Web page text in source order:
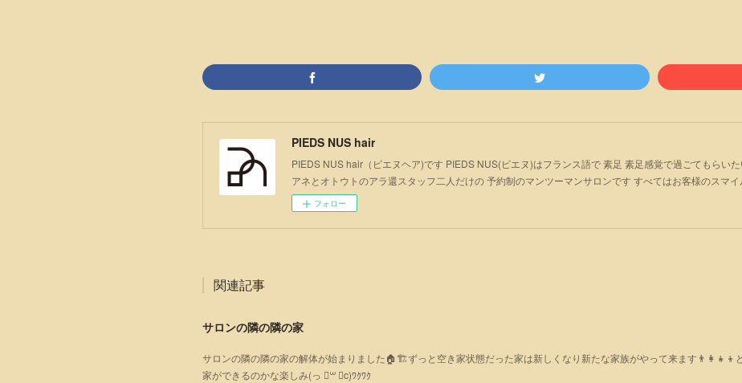
PIEDS NUS hair
PIEDS NUS hair（ピエヌヘア)です PIEDS NUS(ピエヌ)はフランス語で 素足 素足感覚で過ごてもらい
アネとオトウトのアラ還スタッフ二人だけの 予約制のマンツーマンサロンです すべてはお客様のスマ
フォロー
関連記事
サロンの隣の隣の家
サロンの隣の隣の家の解体が始まりました🏠🏗ずっと空き家状態だった家は新しくなり新たな家族がやって来ます👨‍👩‍👧‍👦
家ができるのかな楽しみ(っ ॑꒳ ॑c)ﾜｸﾜｸ